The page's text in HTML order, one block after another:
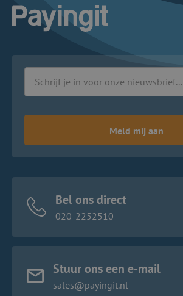
Logo Payingit
Meld mij aan
Bel ons direct
020-2252510
Stuur ons een e-mail
sales@payingit.nl